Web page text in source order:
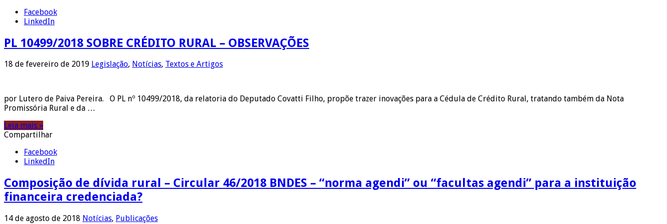
Facebook
LinkedIn
PL 10499/2018 SOBRE CRÉDITO RURAL – OBSERVAÇÕES
18 de fevereiro de 2019 Legislação, Notícias, Textos e Artigos
por Lutero de Paiva Pereira. O PL nº 10499/2018, da relatoria do Deputado Covatti Filho, propõe trazer inovações para a Cédula de Crédito Rural, tratando também da Nota
Promissória Rural e da …
Leia mais »
Compartilhar
Facebook
LinkedIn
Composição de dívida rural – Circular 46/2018 BNDES – “norma agendi” ou “facultas agendi” para a instituição
financeira credenciada?
14 de agosto de 2018 Notícias, Publicações